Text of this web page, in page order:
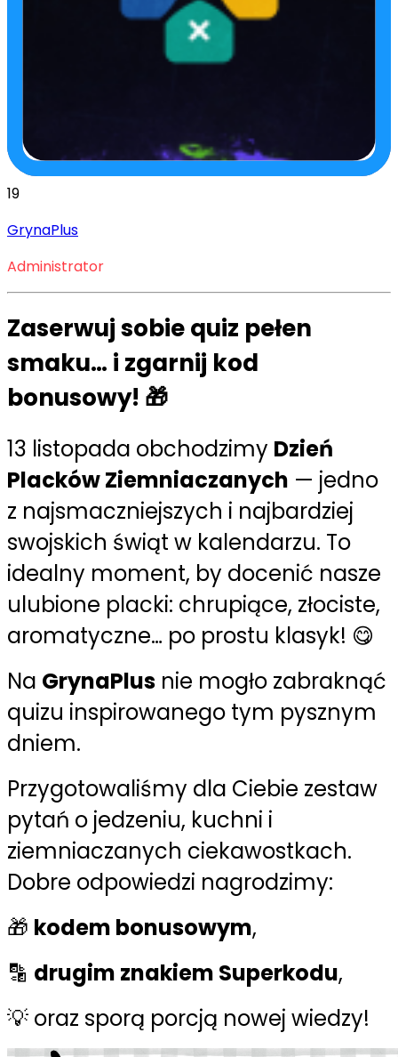
19
GrynaPlus
Administrator
Zaserwuj sobie quiz pełen
smaku… i zgarnij kod
bonusowy! 🎁
13 listopada obchodzimy Dzień
Placków Ziemniaczanych — jedno
z najsmaczniejszych i najbardziej
swojskich świąt w kalendarzu. To
idealny moment, by docenić nasze
ulubione placki: chrupiące, złociste,
aromatyczne… po prostu klasyk! 😋
Na GrynaPlus nie mogło zabraknąć
quizu inspirowanego tym pysznym
dniem.
Przygotowaliśmy dla Ciebie zestaw
pytań o jedzeniu, kuchni i
ziemniaczanych ciekawostkach.
Dobre odpowiedzi nagrodzimy:
🎁 kodem bonusowym,
🔡 drugim znakiem Superkodu,
💡 oraz sporą porcją nowej wiedzy!